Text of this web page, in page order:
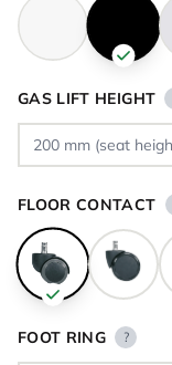
GAS LIFT HEIGHT
FLOOR CONTACT
FOOT RING ?